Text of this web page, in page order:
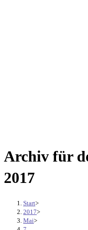
Archiv für
2017
Start>
2017>
Mai>